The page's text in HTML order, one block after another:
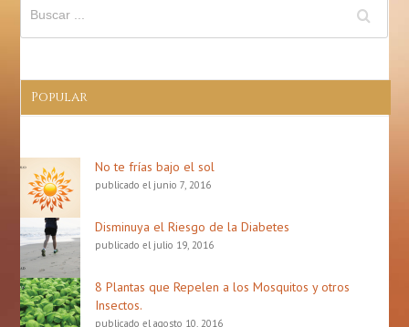
Popular
No te frías bajo el sol
publicado el junio 7, 2016
Disminuya el Riesgo de la Diabetes
publicado el julio 19, 2016
8 Plantas que Repelen a los Mosquitos y otros
Insectos.
publicado el agosto 10, 2016